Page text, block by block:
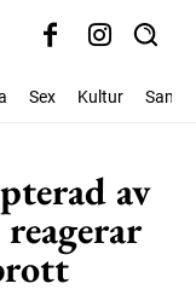
Sex Kultur
av